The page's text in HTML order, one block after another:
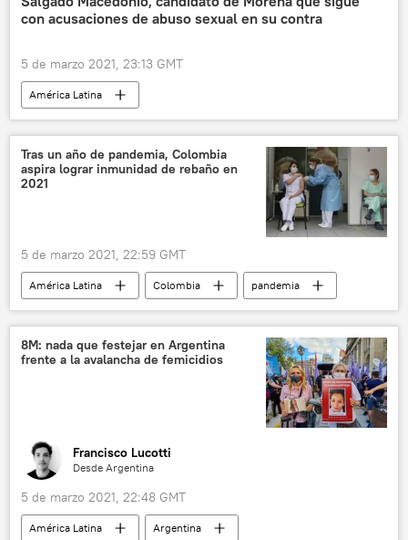
con acusaciones de abuso sexual en su contra
5 de marzo 2021, 23:13 GMT
América Latina
Andrés Manuel López Obrador
Morena
Elecciones en México (2021)
Instituto Nacional Electoral (INE) de México
Tras un año de pandemia, Colombia
aspira lograr inmunidad de rebaño en
2021
5 de marzo 2021, 22:59 GMT
América Latina Colombia
pandemia
inmunidad
pandemia de coronavirus
8M: nada que festejar en Argentina
frente a la avalancha de femicidios
Francisco Lucotti
Desde Argentina
5 de marzo 2021, 22:48 GMT
América Latina Argentina